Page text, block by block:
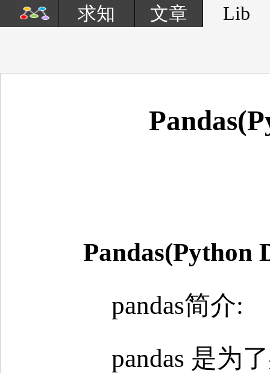
求知 文章 Lib
Pandas(Python
pandas简介:
pandas 是为